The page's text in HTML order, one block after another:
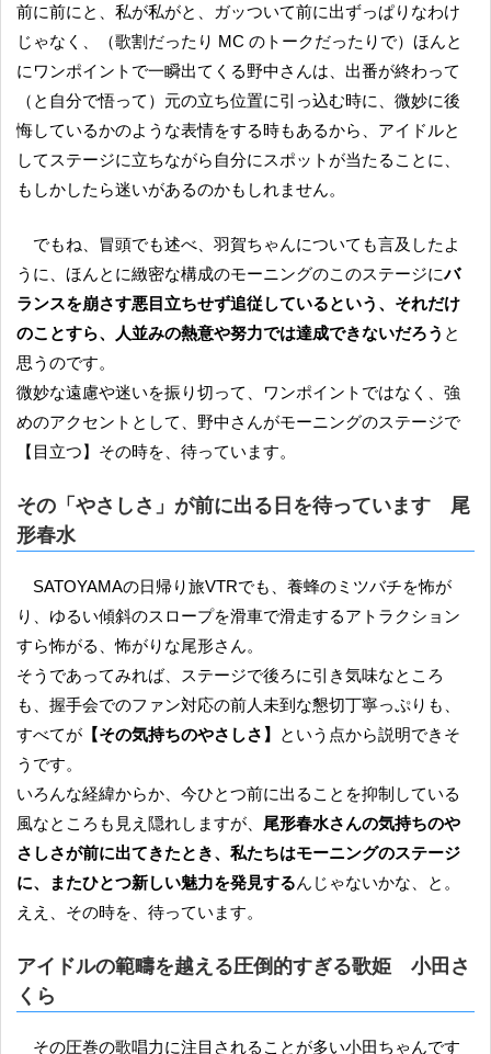
前に前にと、私が私がと、ガッついて前に出ずっぱりなわけ
じゃなく、（歌割だったり MC のトークだったりで）ほんと
にワンポイントで一瞬出てくる野中さんは、出番が終わって
（と自分で悟って）元の立ち位置に引っ込む時に、微妙に後
悔しているかのような表情をする時もあるから、アイドルと
してステージに立ちながら自分にスポットが当たることに、
もしかしたら迷いがあるのかもしれません。
でもね、冒頭でも述べ、羽賀ちゃんについても言及したよ
うに、ほんとに緻密な構成のモーニングのこのステージにバ
ランスを崩さす悪目立ちせず追従しているという、それだけ
のことすら、人並みの熱意や努力では達成できないだろう と
思うのです。
微妙な遠慮や迷いを振り切って、ワンポイントではなく、強
めのアクセントとして、野中さんがモーニングのステージで
【目立つ】その時を、待っています。
その「やさしさ」が前に出る日を待っています 尾
形春水
SATOYAMAの日帰り旅VTRでも、養蜂のミツバチを怖が
り、ゆるい傾斜のスロープを滑車で滑走するアトラクション
すら怖がる、怖がりな尾形さん。
そうであってみれば、ステージで後ろに引き気味なところ
も、握手会でのファン対応の前人未到な懇切丁寧っぷりも、
すべてが 【その気持ちのやさしさ】
という点から説明できそ
うです。
いろんな経緯からか、今ひとつ前に出ることを抑制している
風なところも見え隠れしますが、 尾形春水さんの気持ちのや
さしさが前に出てきたとき、私たちはモーニングのステージ
に、またひとつ新しい魅力を発見するんじゃないかな、と。
ええ、その時を、待っています。
アイドルの範疇を越える圧倒的すぎる歌姫 小田さ
くら
その圧巻の歌唱力に注目されることが多い小田ちゃんです